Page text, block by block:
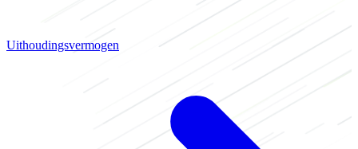
Uithoudingsvermogen